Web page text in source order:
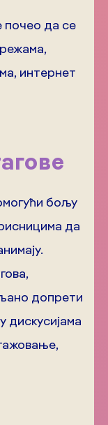
почео да се
интернет
бољу
да
допрети
дискусијама